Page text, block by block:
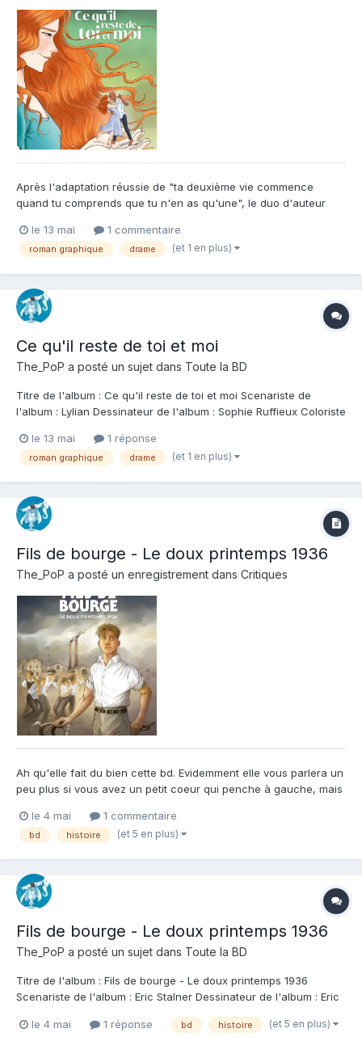
Après l'adaptation réussie de "ta deuxième vie commence
quand tu comprends que tu n'en as qu'une", le duo d'auteur
Ruffieux continue sur sa lancée et nous livre un nouveau roman
graphique illustrant une tranche de vie d'un couple, de ses d...
le 13 mai 1 commentaire
roman graphique drame (et 1 en plus)
Ce qu'il reste de toi et moi
The_PoP a posté un sujet dans Toute la BD
Titre de l'album : Ce qu'il reste de toi et moi Scenariste de
l'album : Lylian Dessinateur de l'album : Sophie Ruffieux Coloriste
l'album : Armelle et Entso sont en couple depuis 15 ans. Un
travail, des enfants...
le 13 mai 1 réponse
roman graphique drame (et 1 en plus)
Fils de bourge - Le doux printemps 1936
The_PoP a posté un enregistrement dans Critiques
Ah qu'elle fait du bien cette bd. Evidemment elle vous parlera un
peu plus si vous avez un petit coeur qui penche à gauche, mais
défauts, elle donne de l'enthousiasme à travers cette histoire
d'adolescence et de découverte de l'âge adulte. A...
le 4 mai 1 commentaire
bd histoire (et 5 en plus)
Fils de bourge - Le doux printemps 1936
The_PoP a posté un sujet dans Toute la BD
Titre de l'album : Fils de bourge - Le doux printemps 1936
Scenariste de l'album : Eric Stalner Dessinateur de l'album : Eric
Note : Résumé de l'album : Avant la résistance, la résilience.
le 4 mai 1 réponse bd histoire (et 5 en plus)